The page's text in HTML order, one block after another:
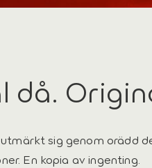
då.
sig genom orädd
En kopia av ingenting.